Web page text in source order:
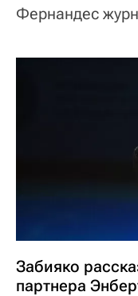
Фернандес
Забияко
партнера